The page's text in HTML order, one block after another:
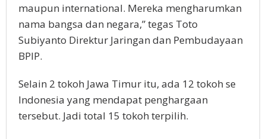
maupun international. Mereka mengharumkan
nama bangsa dan negara,” tegas Toto
Subiyanto Direktur Jaringan dan Pembudayaan
BPIP.
Selain 2 tokoh Jawa Timur itu, ada 12 tokoh se
Indonesia yang mendapat penghargaan
tersebut. Jadi total 15 tokoh terpilih.